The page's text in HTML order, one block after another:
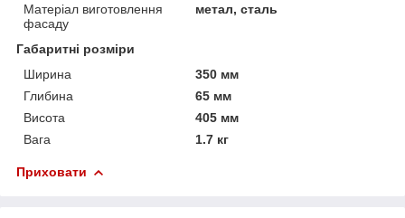
Матеріал виготовлення
фасаду
метал, сталь
Габаритні розміри
Ширина
350 мм
Глибина
65 мм
Висота
405 мм
Вага
1.7 кг
Приховати